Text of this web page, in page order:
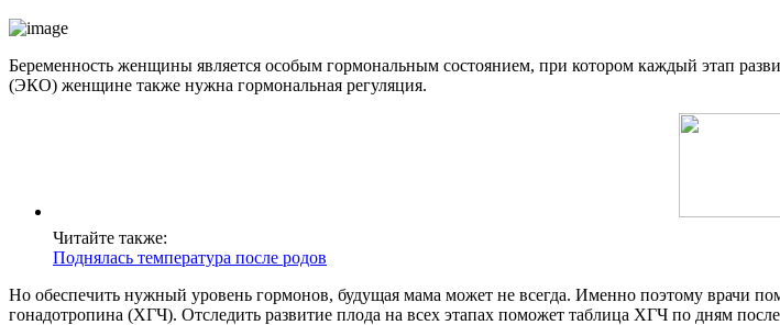
Беременность женщины является особым гормональным состоянием, при котором каждый этап
(ЭКО) женщине также нужна гормональная регуляция.
Читайте также:
Поднялась температура после родов
Но обеспечить нужный уровень гормонов, будущая мама может не всегда. Именно поэтому врачи
гонадотропина (ХГЧ). Отследить развитие плода на всех этапах поможет таблица ХГЧ по дням